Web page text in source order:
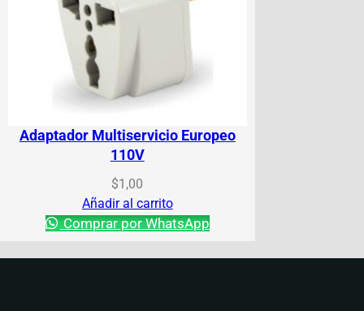
Adaptador Multiservicio Europeo
110V
$1,00
Añadir al carrito
Comprar por WhatsApp